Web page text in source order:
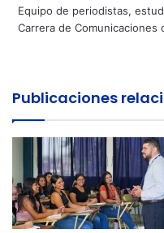
Equipo de periodistas,
Carrera de Comunicaciones
Publicaciones